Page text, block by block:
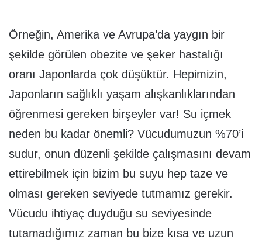
Örneğin, Amerika ve Avrupa’da yaygın bir
şekilde görülen obezite ve şeker hastalığı
oranı Japonlarda çok düşüktür. Hepimizin,
Japonların sağlıklı yaşam alışkanlıklarından
öğrenmesi gereken birşeyler var! Su içmek
neden bu kadar önemli? Vücudumuzun %70’i
sudur, onun düzenli şekilde çalışmasını devam
ettirebilmek için bizim bu suyu hep taze ve
olması gereken seviyede tutmamız gerekir.
Vücudu ihtiyaç duyduğu su seviyesinde
tutamadığımız zaman bu bize kısa ve uzun